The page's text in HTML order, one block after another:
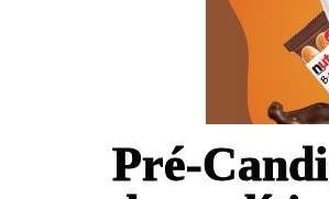
Pré-